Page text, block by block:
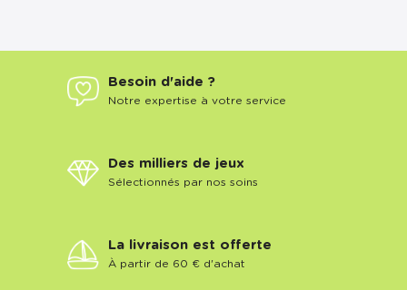
Besoin d'aide ?
Notre expertise à votre service
Des milliers de jeux
Sélectionnés par nos soins
La livraison est offerte
À partir de 60 € d'achat